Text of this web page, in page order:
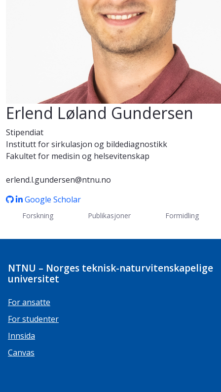
Erlend Løland Gundersen
Stipendiat
Institutt for sirkulasjon og bildediagnostikk
Fakultet for medisin og helsevitenskap
erlend.l.gundersen@ntnu.no
Google Scholar
Forskning Publikasjoner Formidling
NTNU – Norges teknisk-naturvitenskapelige
universitet
For ansatte
For studenter
Innsida
Canvas